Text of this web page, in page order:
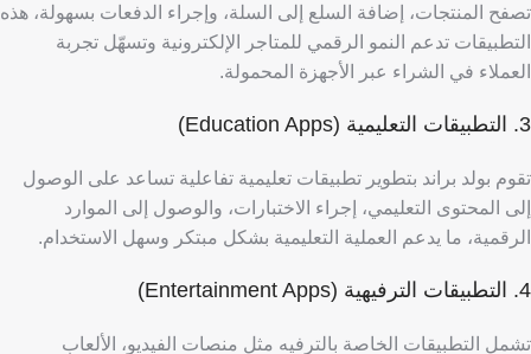
تصفح المنتجات، إضافة السلع إلى السلة، وإجراء الدفعات بسهولة، هذه
التطبيقات تدعم النمو الرقمي للمتاجر الإلكترونية وتسهّل تجربة
العملاء في الشراء عبر الأجهزة المحمولة.
3. التطبيقات التعليمية (Education Apps)
تقوم بولد براند بتطوير تطبيقات تعليمية تفاعلية تساعد على الوصول
إلى المحتوى التعليمي، إجراء الاختبارات، والوصول إلى الموارد
الرقمية، ما يدعم العملية التعليمية بشكل مبتكر وسهل الاستخدام.
4. التطبيقات الترفيهية (Entertainment Apps)
تشمل التطبيقات الخاصة بالترفيه مثل منصات الفيديو، الألعاب